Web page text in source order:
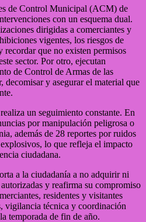
de Control Municipal (ACM) de
con un esquema dual.
dirigidas a comerciantes y
vigentes, los riesgos de
que no existen permisos
sector. Por otro, ejecutan
de Control de Armas de las
decomisar y asegurar el material que
un seguimiento constante. En
por manipulación peligrosa o
además de 28 reportes por ruidos
lo que refleja el impacto
ciudadana.
a la ciudadanía a no adquirir ni
y reafirma su compromiso
residentes y visitantes
vigilancia técnica y coordinación
temporada de fin de año.